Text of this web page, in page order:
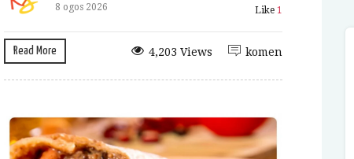
8 ogos 2026 Like 1
Read More komen
4,203 Views